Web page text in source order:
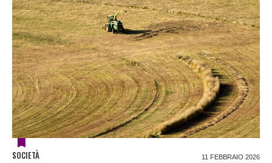
SOCIETÀ 11 FEBBRAIO 2026